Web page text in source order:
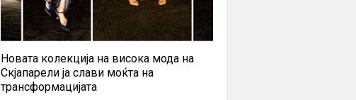
Новата колекција на висока мода на
Скјапарели ја слави моќта на
трансформацијата